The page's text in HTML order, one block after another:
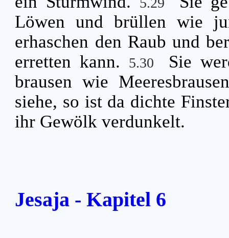
Löwen und brüllen wie
erhaschen den Raub und
erretten kann.
5.30
Sie
brausen wie
siehe, so ist da dichte
ihr Gewölk verdunkelt.
Jesaja - Kapitel 6